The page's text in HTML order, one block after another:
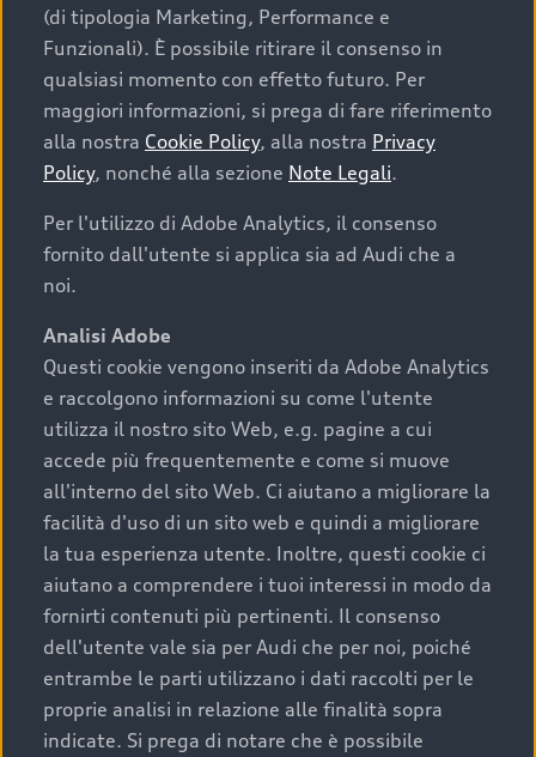
Cosa sapere prima di
acquistare la tua prossima
auto
I requisiti fondamentali da considerare prima di
acquistare un’auto usata, oltre al prezzo e all'aspetto,
chilometraggio: un valore contenuto corrisponde a
uno stato migliore del veicolo e a una maggiore
durata nel tempo;
cronologia dei tagliandi: una documentazione
completa della vettura certifica una manutenzione
costante e accurata;
condizioni della carrozzeria e degli interni: una
buona conservazione evidenzia cura e attenzione del
precedente proprietario;
efficienza meccanica: motore, trasmissione e
componenti principali in ottimo stato garantiscono
prestazioni affidabili e sicure.
(di tipologia Marketing, Performance e
Funzionali). È possibile ritirare il consenso in
qualsiasi momento con effetto futuro. Per
maggiori informazioni, si prega di fare riferimento
alla nostra Cookie Policy, alla nostra Privacy
Policy, nonché alla sezione Note Legali.
Per l'utilizzo di Adobe Analytics, il consenso
fornito dall'utente si applica sia ad Audi che a
noi.
Analisi Adobe
Questi cookie vengono inseriti da Adobe Analytics
e raccolgono informazioni su come l'utente
utilizza il nostro sito Web, e.g. pagine a cui
accede più frequentemente e come si muove
all'interno del sito Web. Ci aiutano a migliorare la
facilità d'uso di un sito web e quindi a migliorare
la tua esperienza utente. Inoltre, questi cookie ci
aiutano a comprendere i tuoi interessi in modo da
fornirti contenuti più pertinenti. Il consenso
dell'utente vale sia per Audi che per noi, poiché
entrambe le parti utilizzano i dati raccolti per le
proprie analisi in relazione alle finalità sopra
indicate. Si prega di notare che è possibile